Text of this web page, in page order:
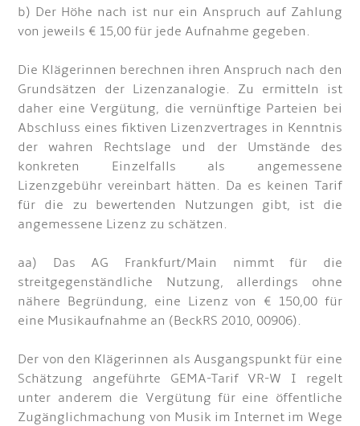
b) Der Höhe nach ist nur ein Anspruch auf Zahlung
von jeweils € 15,00 für jede Aufnahme gegeben.
Die Klägerinnen berechnen ihren Anspruch nach den
Grundsätzen der Lizenzanalogie. Zu ermitteln ist
daher eine Vergütung, die vernünftige Parteien bei
Abschluss eines fiktiven Lizenzvertrages in Kenntnis
der wahren Rechtslage und der Umstände des
konkreten Einzelfalls als angemessene
Lizenzgebühr vereinbart hätten. Da es keinen Tarif
für die zu bewertenden Nutzungen gibt, ist die
angemessene Lizenz zu schätzen.
aa) Das AG Frankfurt/Main nimmt für die
streitgegenständliche Nutzung, allerdings ohne
nähere Begründung, eine Lizenz von € 150,00 für
eine Musikaufnahme an (BeckRS 2010, 00906).
Der von den Klägerinnen als Ausgangspunkt für eine
Schätzung angeführte GEMA-Tarif VR-W I regelt
unter anderem die Vergütung für eine öffentliche
Zugänglichmachung von Musik im Internet im Wege